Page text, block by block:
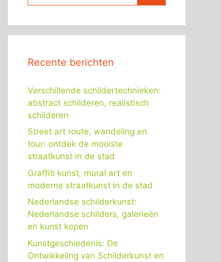
Recente berichten
Verschillende schildertechnieken:
abstract schilderen, realistisch
schilderen
Street art route, wandeling en
tour: ontdek de mooiste
straatkunst in de stad
Graffiti kunst, mural art en
moderne straatkunst in de stad
Nederlandse schilderkunst:
Nederlandse schilders, galerieën
en kunst kopen
Kunstgeschiedenis: De
Ontwikkeling van Schilderkunst en